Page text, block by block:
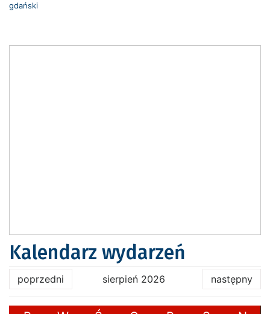
gdański
Kalendarz wydarzeń
poprzedni sierpień 2026 następny